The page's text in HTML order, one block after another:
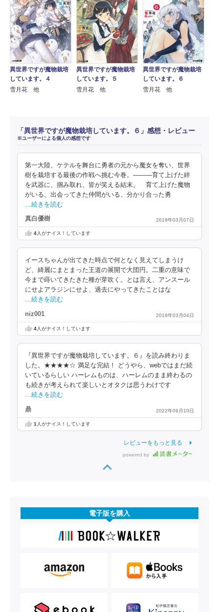
異世界ですが魔物栽培
しています。４
雪月花 他
異世界ですが魔物栽培
しています。５
雪月花 他
異世界ですが魔物栽培
しています。６
雪月花 他
「異世界ですが魔物栽培しています。６」感想・レビュー
※ユーザーによる個人の感想です
第一大陸、ケテルを舞台に勇者の元から魔女を奪い、世界
樹を栽培する最後の作戦へ挑む今巻。―――育て上げた絆
を武器に、掴み取れ、皆が笑える結末。 育て上げた魔物
がいる、出会ってきた仲間がいる、分かり合った勇
…続きを読む
真白優樹 2019年03月07日
4人がナイス！しています
イースちゃんが出てきた時点で何となく見えてしまうけ
ど、綺麗にまとまった王道の展開で大団円。二重の意味で
今まで蒔いてきたきた種が芽吹く。とは言え、アンスール
にせよアラジンにせよ、過去にやってきたことはな
…続きを読む
niz001 2019年03月04日
4人がナイス！しています
『異世界ですが魔物栽培しています。６』を読み終わりま
した。★★★★☆ 満足な完結！ どうやら、webではまだ続
いているらしい ハーレムものは、ハーレムのまま終わるの
も続きが考えられて楽しいとオタクは思うわけです
…続きを読む
鼎 2022年09月10日
1 人がナイス！しています
レビューをもっと見る
powered by
電子版を購入